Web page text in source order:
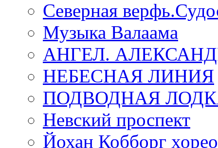
Северная
Музыка Валаама
АНГЕЛ.
НЕБЕСНАЯ ЛИНИЯ
ПОДВОДНАЯ
Невский проспект
Йохан Кобборг